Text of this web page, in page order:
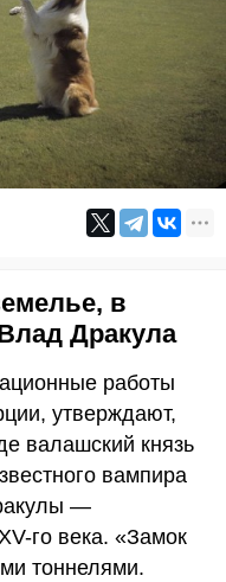
в
Дракула
работы
утверждают,
валашский князь
вампира
—
го века. «Замок
тоннелями.